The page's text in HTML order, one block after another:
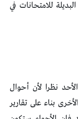
للامتحانات في
نظرا لأن أحوال
بناء على تقارير